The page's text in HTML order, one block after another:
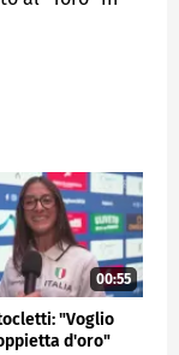
00:55
"Voglio
d'oro"